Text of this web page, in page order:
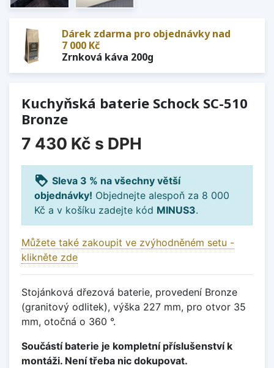
Dárek zdarma pro objednávky nad
7 000 Kč
Zrnková káva 200g
Kuchyňská baterie Schock SC-510
Bronze
7 430 Kč s DPH
loyalty Sleva 3 % na všechny větší
objednávky! Objednejte alespoň za 8 000
Kč a v košíku zadejte kód MINUS3.
Můžete také zakoupit ve zvýhodněném setu -
klikněte zde
Stojánková dřezová baterie, provedení Bronze
(granitový odlitek), výška 227 mm, pro otvor 35
mm, otočná o 360 °.
Součástí baterie je kompletní příslušenství k
montáži. Není třeba nic dokupovat.